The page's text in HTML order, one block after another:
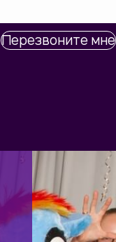
Перезвоните мне